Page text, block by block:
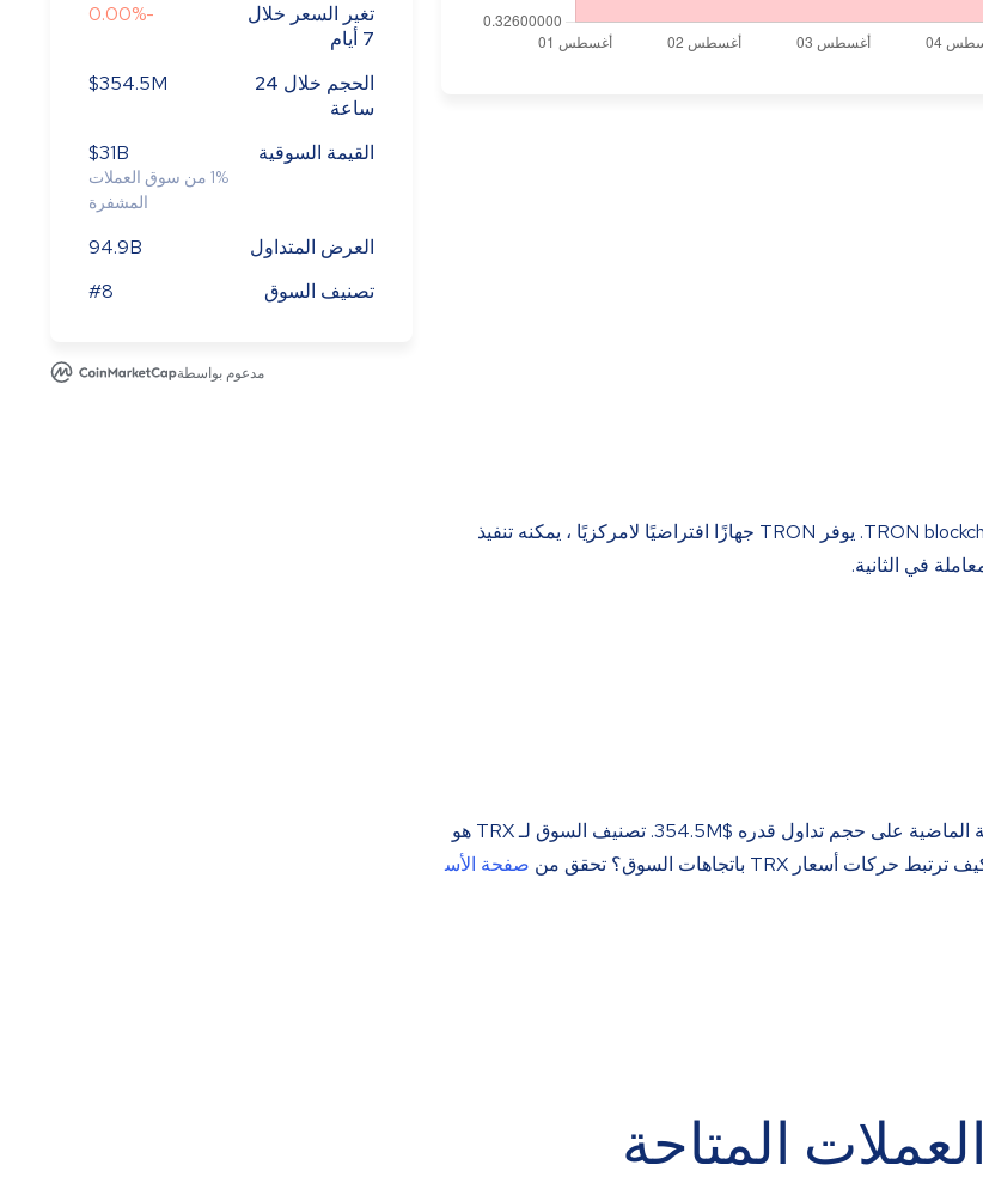
TRX أو Tronix هي عملة مشفرة قائمة على ERC20 تعمل على سلسلة TRON blockchain. يوفر TRON جهازًا افتراضيًا لامركزيًا ، يمكنه تنفيذ
. لقد تغير السعر بمقدار 0.12% خلال الـ 24 ساعة الماضية على حجم تداول قدره $354.5M. تصنيف السوق لـ TRX هو
صفحة الأس
تغير السعر خلال
7 أيام
-0.00%
الحجم خلال 24
ساعة
$354.5M
القيمة السوقية $31B
1% من سوق العملات
المشفرة
العرض المتداول
94.9B
تصنيف السوق
#8
مدعوم بواسطة
العملات المتاحة